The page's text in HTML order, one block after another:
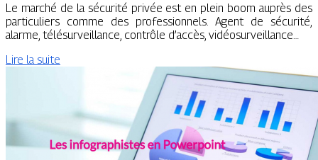
Le marché de la sécurité privée est en plein boom auprès des
particuliers comme des professionnels. Agent de sécurité,
alarme, télésurveillance, contrôle d’accès, vidéosurveillance…
Lire la suite